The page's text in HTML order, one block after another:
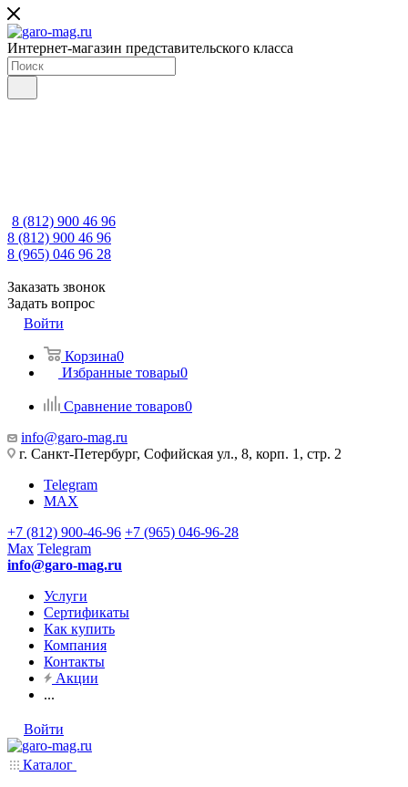
Интернет-магазин представительского класса
8 (812) 900 46 96
8 (812) 900 46 96
8 (965) 046 96 28
Заказать звонок
Задать вопрос
Войти
Корзина0
Избранные товары0
Сравнение товаров0
info@garo-mag.ru
г. Санкт-Петербург, Софийская ул., 8, корп. 1, стр. 2
Telegram
MAX
+7 (812) 900-46-96 +7 (965) 046-96-28
Max Telegram
info@garo-mag.ru
Услуги
Сертификаты
Как купить
Компания
Контакты
Акции
...
Войти
Каталог